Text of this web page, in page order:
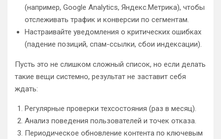
(например, Google Analytics, Яндекс.Метрика), чтобы
отслеживать трафик и конверсии по сегментам.
Настраивайте уведомления о критических ошибках
(падение позиций, спам-ссылки, сбои индексации).
Пусть это не слишком сложный список, но если делать
такие вещи системно, результат не заставит себя
ждать:
Регулярные проверки техсостояния (раз в месяц).
Анализ поведения пользователей и точек отказа.
Периодическое обновление контента по ключевым